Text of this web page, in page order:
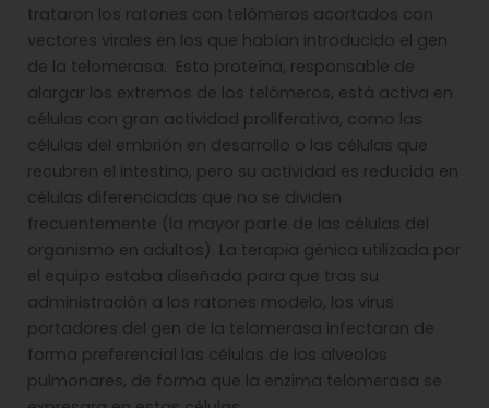
trataron los ratones con telómeros acortados con
vectores virales en los que habían introducido el gen
de la telomerasa. Esta proteína, responsable de
alargar los extremos de los telómeros, está activa en
células con gran actividad proliferativa, como las
células del embrión en desarrollo o las células que
recubren el intestino, pero su actividad es reducida en
células diferenciadas que no se dividen
frecuentemente (la mayor parte de las células del
organismo en adultos). La terapia génica utilizada por
el equipo estaba diseñada para que tras su
administración a los ratones modelo, los virus
portadores del gen de la telomerasa infectaran de
forma preferencial las células de los alveolos
pulmonares, de forma que la enzima telomerasa se